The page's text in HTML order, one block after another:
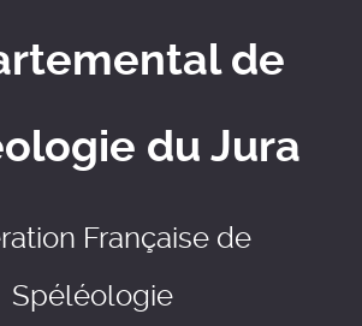
de
du Jura
Française de
Spéléologie